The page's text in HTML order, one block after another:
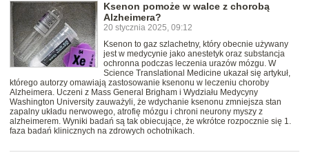
Ksenon pomoże w walce z chorobą
Alzheimera?
20 stycznia 2025, 09:12
Ksenon to gaz szlachetny, który obecnie używany
jest w medycynie jako anestetyk oraz substancja
ochronna podczas leczenia urazów mózgu. W
Science Translational Medicine ukazał się artykuł,
którego autorzy omawiają zastosowanie ksenonu w leczeniu choroby
Alzheimera. Uczeni z Mass General Brigham i Wydziału Medycyny
Washington University zauważyli, że wdychanie ksenonu zmniejsza stan
zapalny układu nerwowego, atrofię mózgu i chroni neurony myszy z
alzheimerem. Wyniki badań są tak obiecujące, że wkrótce rozpocznie się 1.
faza badań klinicznych na zdrowych ochotnikach.